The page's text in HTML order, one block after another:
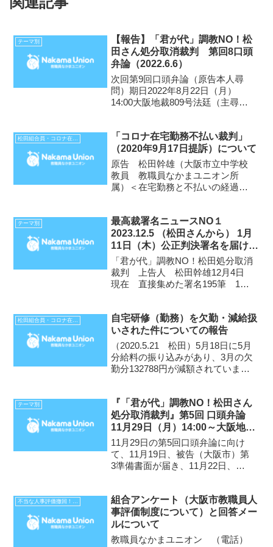
テーマ別
【報告】「君が代」調教NO！松
田さん処分取消裁判 第回8口頭
弁論（2022.6.6）￼
次回第9回口頭弁論（原告本人尋
問）期日2022年8月22日（月）
14:00大阪地裁809号法廷（主尋問
地裁809号法廷で『「君が代」調
教NO！松田さん処分取消裁判』の
第8回...
松田組合員・コロナ在宅勤務不払い裁判
「コロナ在宅勤務不払い裁判」
（2020年9月17日提訴）について
原告 松田幹雄（大阪市立中学校
教員 教職員なかまユニオン所
属）＜在宅勤務と不払いの経過＞3
ジュネーブへ）3月17日（火）帰
国（関西空港着）。コロナウイル
ス感染症対策政府専門家...
テーマ別
最高裁署名ニュースNO１
2023.12.5 （松田さんから） 1月
11日（木）公正判決署名を届けま
す
「君が代」調教NO！松田処分取消
裁判 上告人 松田幹雄12月4日
現在 直接集めた署名195筆 11
処分、人事委員会審査請求から8年
以上になりますが、署名の形で広
く処分取消へ協力を...
松田組合員・コロナ在宅勤務不払い裁判
自宅研修（勤務）を欠勤・減給扱
いされた件についての報告
（2020.5.21 松田）5月18日に5月
分給料の振り込みがあり、3月の欠
勤分132788円が減額されていまし
際は8日分なので減額は、118036
円。差額は、６月分給料で補正
さ...
テーマ別
『「君が代」調教NO！松田さん
処分取消裁判』第5回 口頭弁論
11月29日（月）14:00～大阪地裁
809号法廷 続いて、弁護士会館
1205号室で報告集会
11月29日の第5回口頭弁論に向け
て、11月19日、被告（大阪市）第
3準備書面が届き、11月22日、原
4準備書面は記事末尾のアドレスを
クリックすれば見ることができま
す） 前回第...
不当な人事評価撤回！（大阪府市）
組合アンケート（大阪市教職員人
事評価制度について）と回答メー
ルについて
教職員なかまユニオン （電話）